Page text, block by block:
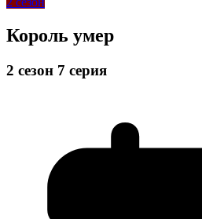
Король умер
2 сезон 7 серия